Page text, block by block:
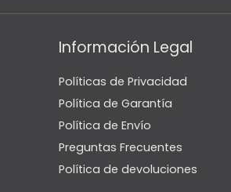
Información Legal
Políticas de Privacidad
Política de Garantía
Política de Envío
Preguntas Frecuentes
Política de devoluciones